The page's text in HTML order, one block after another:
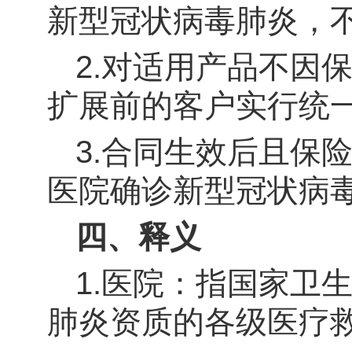
新型冠状病毒肺炎，
2.对适用产品不因
扩展前的客户实行统
3.合同生效后且保
医院确诊新型冠状病
四、释义
1.医院：指国家卫
肺炎资质的各级医疗